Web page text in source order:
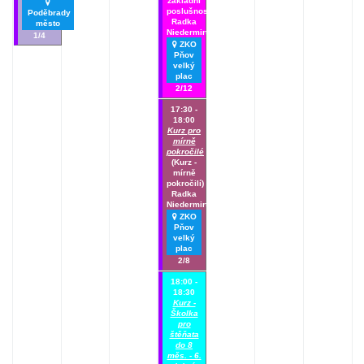
Poděbrady
město
1/4
poslušnosti)
Radka
Niedermirtlová
ZKO
Pňov
velký
plac
2/12
17:30 -
18:00
Kurz pro
mírně
pokročilé
(Kurz -
mírně
pokročilí)
Radka
Niedermirtlová
ZKO
Pňov
velký
plac
2/8
18:00 -
18:30
Kurz -
Školka
pro
štěňata
do 8
měs. - 6.